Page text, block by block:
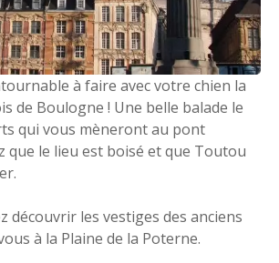
à faire avec votre chien la
de Boulogne ! Une belle balade le
qui vous mèneront au pont
que le lieu est boisé et que Toutou
découvrir les vestiges des anciens
à la Plaine de la Poterne.